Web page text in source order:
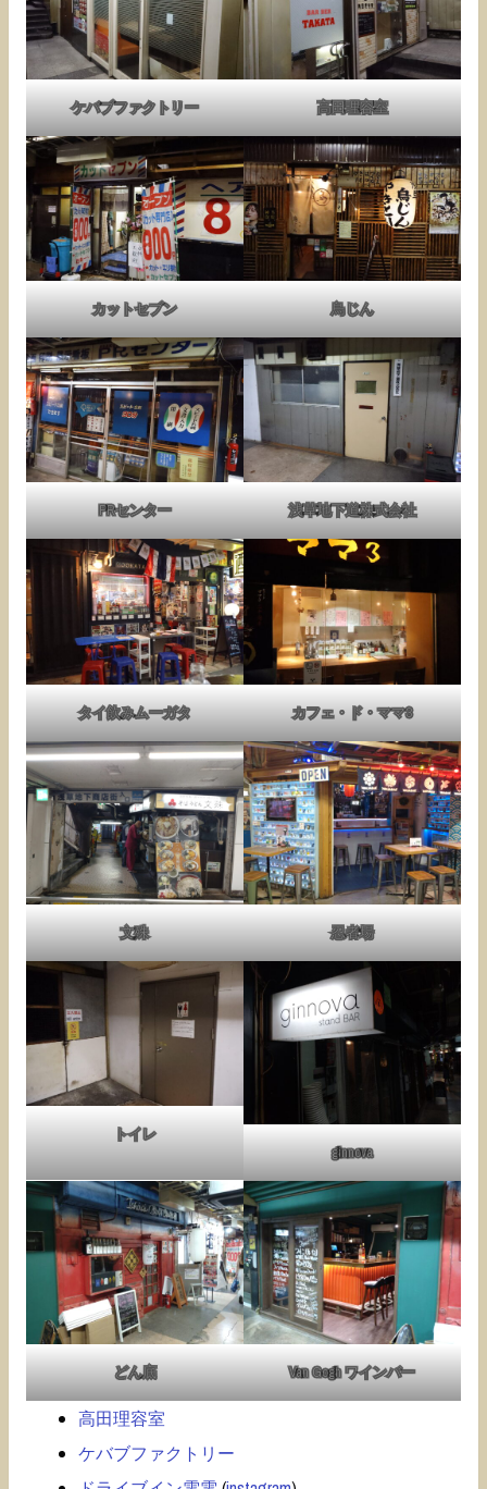
ケバブファクトリー 高田理容室
カットセブン 鳥じん
PRセンター 浅草地下道株式会社
タイ飲みムーガタ カフェ・ド・ママ3
文殊 忍者場
トイレ
ginnova
どん底 Van Gogh ワインバー
高田理容室
ケバブファクトリー